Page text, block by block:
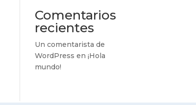
Comentarios
recientes
Un comentarista de
WordPress en¡Hola
mundo!